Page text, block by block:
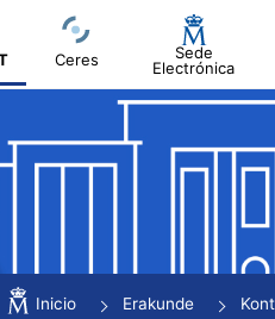
Ceres
Sede
Electrónica
Erakutsi/Ezkutatu
Erakutsi/Ezkutatu
Inicio Erakunde